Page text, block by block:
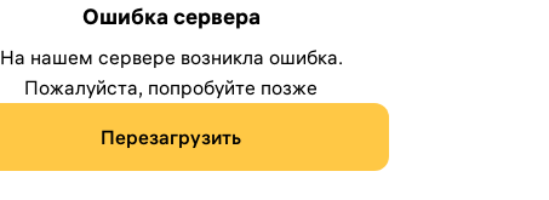
Ошибка сервера
На нашем сервере возникла ошибка.
Пожалуйста, попробуйте позже
Перезагрузить